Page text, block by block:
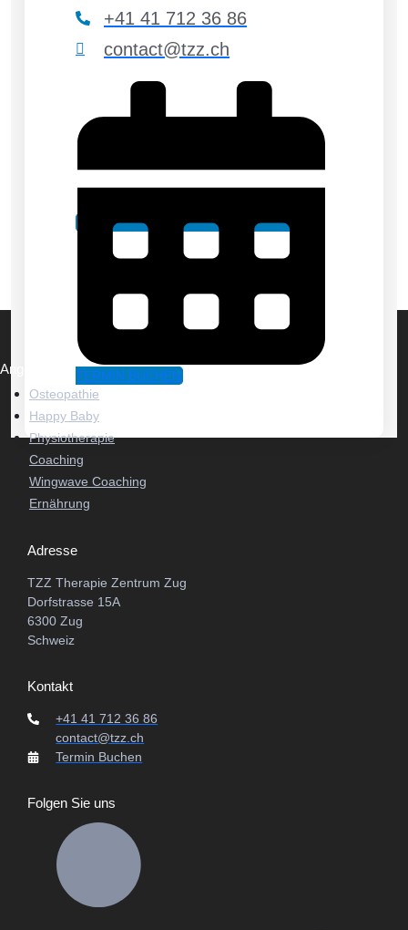
+41 41 712 36 86
contact@tzz.ch
TERMIN BUCHEN
Angebote
Osteopathie
Happy Baby
Physiotherapie
Coaching
Wingwave Coaching
Ernährung
Adresse
TZZ Therapie Zentrum Zug
Dorfstrasse 15A
6300 Zug
Schweiz
Kontakt
+41 41 712 36 86
contact@tzz.ch
Termin Buchen
Folgen Sie uns